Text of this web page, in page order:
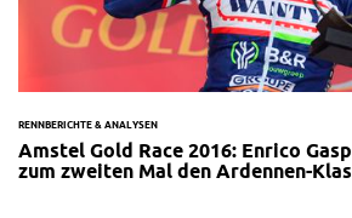
RENNBERICHTE & ANALYSEN
Amstel Gold Race 2016: Enrico
zum zweiten Mal den Ardennen-